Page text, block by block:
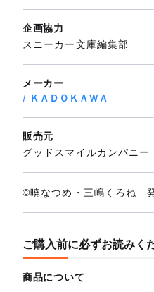
企画協力
スニーカー文庫編集部
メーカー
ＫＡＤＯＫＡＷＡ
販売元
グッドスマイルカンパニー
©暁なつめ・三嶋くろね
ご購入前に必ずお読みく
商品について